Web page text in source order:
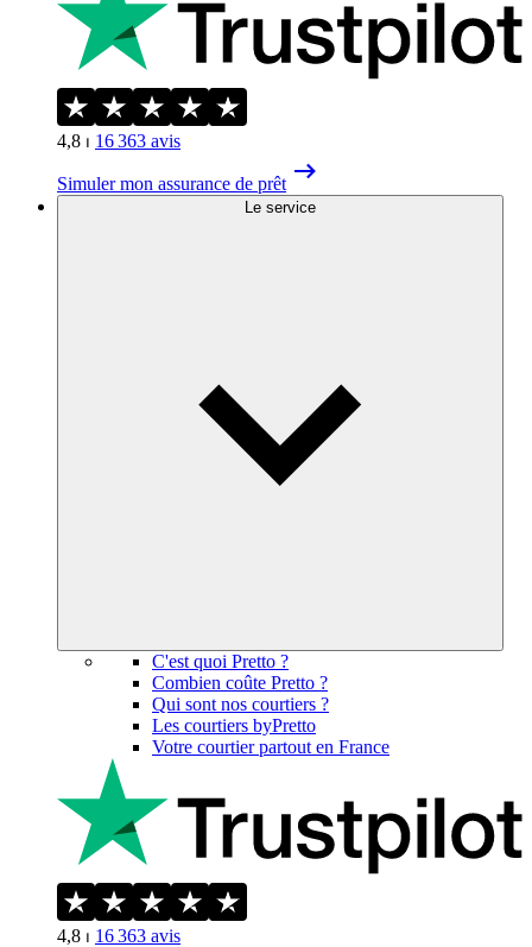
4,8 ⏐ 16 363 avis
Simuler mon assurance de prêt
Le service
C'est quoi Pretto ?
Combien coûte Pretto ?
Qui sont nos courtiers ?
Les courtiers byPretto
Votre courtier partout en France
4,8 ⏐ 16 363 avis